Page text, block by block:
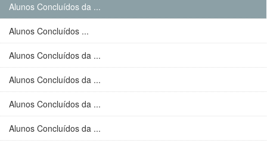
Alunos Concluídos da ...
Alunos Concluídos ...
Alunos Concluídos da ...
Alunos Concluídos da ...
Alunos Concluídos da ...
Alunos Concluídos da ...